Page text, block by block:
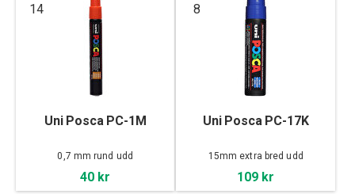
14
Uni Posca PC-1M
0,7 mm rund udd
40 kr
8
Uni Posca PC-17K
15mm extra bred udd
109 kr